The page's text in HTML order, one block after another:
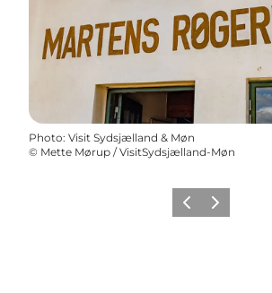
Photo: Visit Sydsjælland & Møn
© Mette Mørup / VisitSydsjælland-Møn
PrécédentSuivant